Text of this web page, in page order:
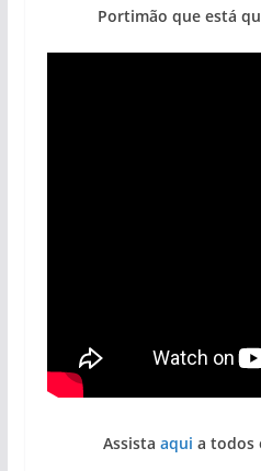
Portimão que está
Assistaaqui a todos